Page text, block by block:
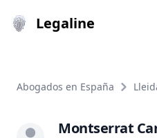
Legaline
Abogados en España
Montserrat